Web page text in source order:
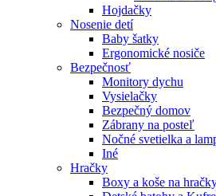
Hojdačky
Nosenie detí
Baby šatky
Ergonomické nosiče
Bezpečnosť
Monitory dychu
Vysielačky
Bezpečný domov
Zábrany na posteľ
Nočné svetielka a
Iné
Hračky
Boxy a koše na